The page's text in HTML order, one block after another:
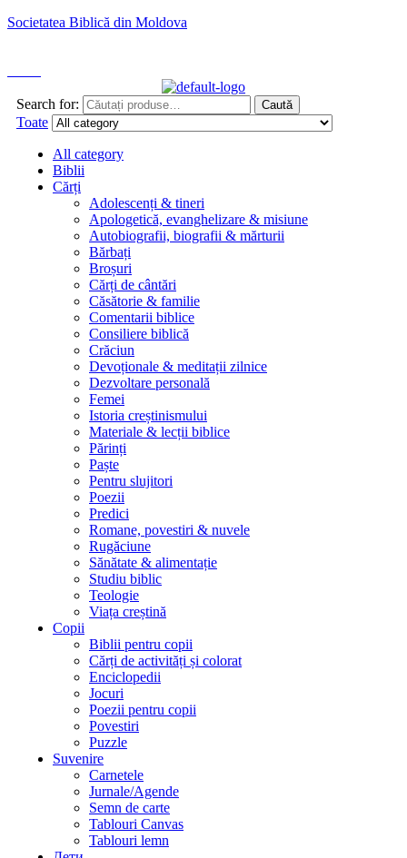
Societatea Biblică din Moldova
Search for: Caută
Toate
All category
Biblii
Cărți
Adolescenți & tineri
Apologetică, evanghelizare & misiune
Autobiografii, biografii & mărturii
Bărbați
Broșuri
Cărți de cântări
Căsătorie & familie
Comentarii biblice
Consiliere biblică
Crăciun
Devoționale & meditații zilnice
Dezvoltare personală
Femei
Istoria creștinismului
Materiale & lecții biblice
Părinți
Paște
Pentru slujitori
Poezii
Predici
Romane, povestiri & nuvele
Rugăciune
Sănătate & alimentație
Studiu biblic
Teologie
Viața creștină
Copii
Biblii pentru copii
Cărți de activități și colorat
Enciclopedii
Jocuri
Poezii pentru copii
Povestiri
Puzzle
Suvenire
Carnetele
Jurnale/Agende
Semn de carte
Tablouri Canvas
Tablouri lemn